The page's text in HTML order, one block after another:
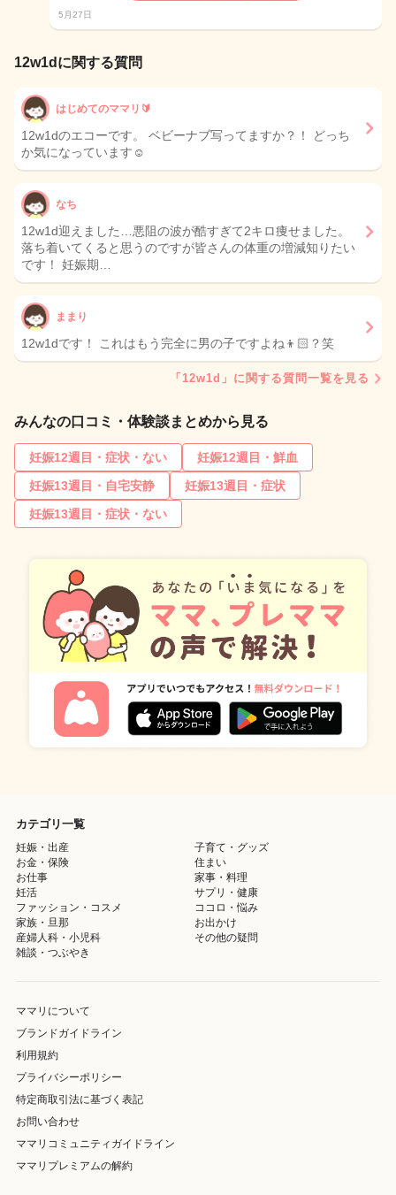
5月27日
12w1dに関する質問
はじめてのママリ🔰
12w1dのエコーです。 ベビーナブ写ってますか？！ どっち
か気になっています☺️
なち
12w1d迎えました…悪阻の波が酷すぎて2キロ痩せました。
落ち着いてくると思うのですが皆さんの体重の増減知りたい
です！ 妊娠期…
ままり
12w1dです！ これはもう完全に男の子ですよね👦🏻？笑
「12w1d」に関する質問一覧を見る
みんなの口コミ・体験談まとめから見る
妊娠12週目・症状・ない
妊娠12週目・鮮血
妊娠13週目・自宅安静
妊娠13週目・症状
妊娠13週目・症状・ない
カテゴリ一覧
妊娠・出産
子育て・グッズ
お金・保険
住まい
お仕事
家事・料理
妊活
サプリ・健康
ファッション・コスメ
ココロ・悩み
家族・旦那
お出かけ
産婦人科・小児科
その他の疑問
雑談・つぶやき
ママリについて
ブランドガイドライン
利用規約
プライバシーポリシー
特定商取引法に基づく表記
お問い合わせ
ママリコミュニティガイドライン
ママリプレミアムの解約